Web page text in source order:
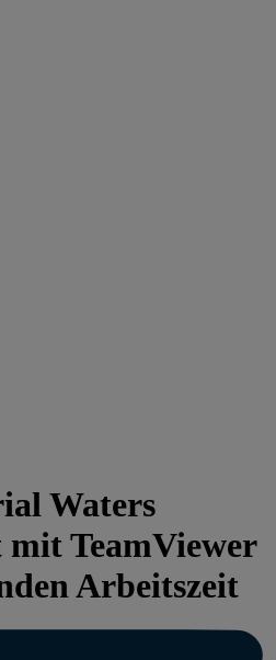
Waters
mit TeamViewer
Arbeitszeit